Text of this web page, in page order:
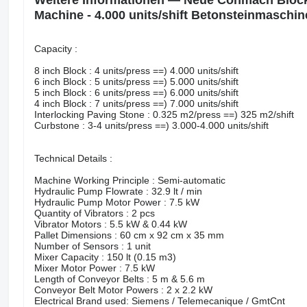
Machine - 4.000 units/shift
Capacity :
8 inch Block : 4 units/press ==) 4.000 units/shift
6 inch Block : 5 units/press ==) 5.000 units/shift
5 inch Block : 6 units/press ==) 6.000 units/shift
4 inch Block : 7 units/press ==) 7.000 units/shift
Interlocking Paving Stone : 0.325 m2/press ==) 325 m2/shift
Curbstone : 3-4 units/press ==) 3.000-4.000 units/shift
Technical Details :
Machine Working Principle : Semi-automatic
Hydraulic Pump Flowrate : 32.9 lt / min
Hydraulic Pump Motor Power : 7.5 kW
Quantity of Vibrators : 2 pcs
Vibrator Motors : 5.5 kW & 0.44 kW
Pallet Dimensions : 60 cm x 92 cm x 35 mm
Number of Sensors : 1 unit
Mixer Capacity : 150 lt (0.15 m3)
Mixer Motor Power : 7.5 kW
Length of Conveyor Belts : 5 m & 5.6 m
Conveyor Belt Motor Powers : 2 x 2.2 kW
Electrical Brand used: Siemens / Telemecanique / GmtCnt